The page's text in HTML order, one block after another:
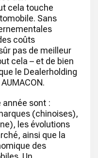
cela touche
Sans
coûts
pas de meilleur
cela – et de bien
le Dealerholding
sont :
(chinoises),
les évolutions
ainsi que la
des